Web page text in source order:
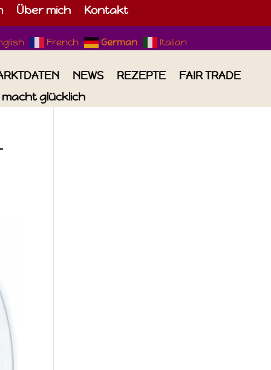
Über mich Kontakt
French German Italian
NEWS REZEPTE
FAIR TRADE
macht glücklich